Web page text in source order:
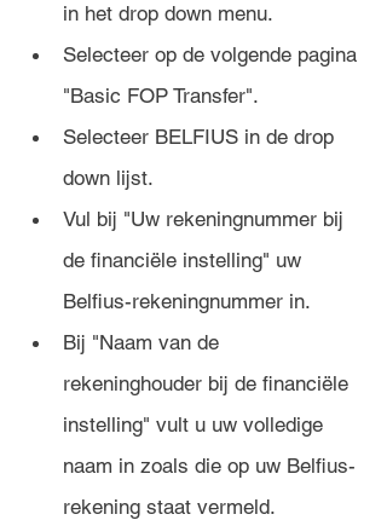
in het drop down menu.
Selecteer op de volgende pagina
"Basic FOP Transfer".
Selecteer BELFIUS in de drop
down lijst.
Vul bij "Uw rekeningnummer bij
de financiële instelling" uw
Belfius-rekeningnummer in.
Bij "Naam van de
rekeninghouder bij de financiële
instelling" vult u uw volledige
naam in zoals die op uw Belfius-
rekening staat vermeld.